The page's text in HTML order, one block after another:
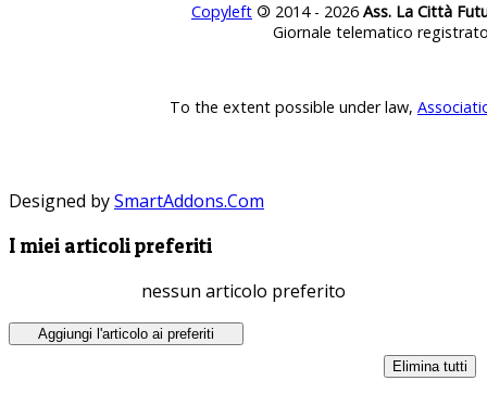
Copyleft © 2014 - 2026 Ass. La Città
Giornale telematico
To the extent possible under law,
Designed bySmartAddons.Com
I miei articoli preferiti
nessun articolo preferito